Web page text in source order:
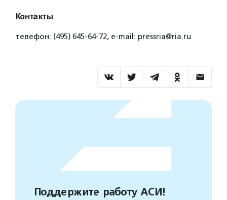
Контакты
телефон: (495) 645-64-72, е-mail: pressria@ria.ru
Поддержите работу АСИ!